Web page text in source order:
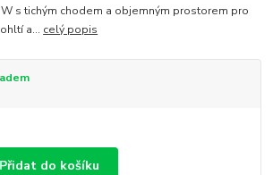
s tichým chodem a objemným prostorem pro
a... celý popis
Přidat do košíku